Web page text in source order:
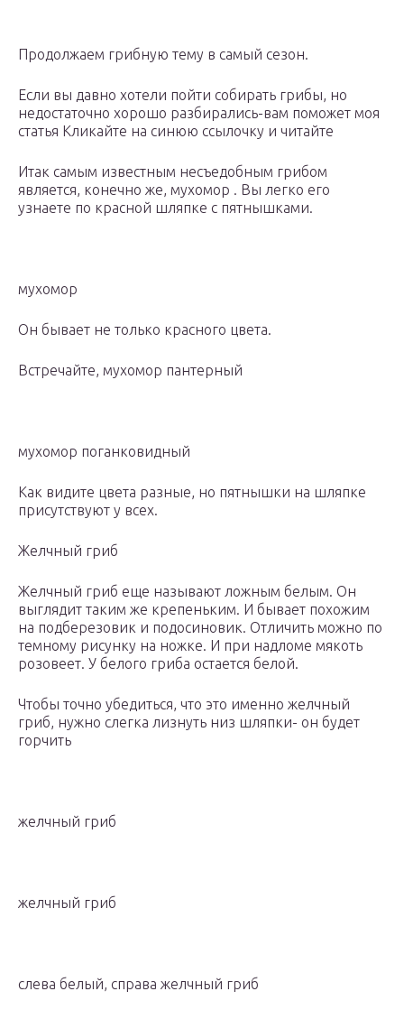
Продолжаем грибную тему в самый сезон.
Если вы давно хотели пойти собирать грибы, но
недостаточно хорошо разбирались-вам поможет моя
статья Кликайте на синюю ссылочку и читайте
Итак самым известным несъедобным грибом
является, конечно же, мухомор . Вы легко его
узнаете по красной шляпке с пятнышками.
мухомор
Он бывает не только красного цвета.
Встречайте, мухомор пантерный
мухомор поганковидный
Как видите цвета разные, но пятнышки на шляпке
присутствуют у всех.
Желчный гриб
Желчный гриб еще называют ложным белым. Он
выглядит таким же крепеньким. И бывает похожим
на подберезовик и подосиновик. Отличить можно по
темному рисунку на ножке. И при надломе мякоть
розовеет. У белого гриба остается белой.
Чтобы точно убедиться, что это именно желчный
гриб, нужно слегка лизнуть низ шляпки- он будет
горчить
желчный гриб
желчный гриб
слева белый, справа желчный гриб